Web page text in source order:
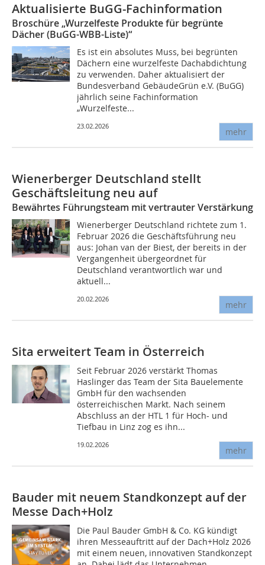
Aktualisierte BuGG-Fachinformation
Broschüre „Wurzelfeste Produkte für begrünte
Dächer (BuGG-WBB-Liste)“
Es ist ein absolutes Muss, bei begrünten
Dächern eine wurzelfeste Dachabdichtung
zu verwenden. Daher aktualisiert der
Bundesverband GebäudeGrün e.V. (BuGG)
jährlich seine Fachinformation
„Wurzelfeste...
23.02.2026
mehr
Wienerberger Deutschland stellt
Geschäftsleitung neu auf
Bewährtes Führungsteam mit vertrauter Verstärkung
Wienerberger Deutschland richtete zum 1.
Februar 2026 die Geschäftsführung neu
aus: Johan van der Biest, der bereits in der
Vergangenheit übergeordnet für
Deutschland verantwortlich war und
aktuell...
20.02.2026
mehr
Sita erweitert Team in Österreich
Seit Februar 2026 verstärkt Thomas
Haslinger das Team der Sita Bauelemente
GmbH für den wachsenden
österreichischen Markt. Nach seinem
Abschluss an der HTL 1 für Hoch- und
Tiefbau in Linz zog es ihn...
19.02.2026
mehr
Bauder mit neuem Standkonzept auf der
Messe Dach+Holz
Die Paul Bauder GmbH & Co. KG kündigt
ihren Messeauftritt auf der Dach+Holz 2026
mit einem neuen, innovativen Standkonzept